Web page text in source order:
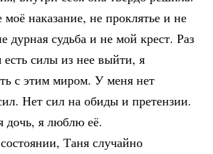
моё наказание, не проклятье и не
дурная судьба и не мой крест. Раз
силы из нее выйти, я
с этим миром. У меня нет
Нет сил на обиды и претензии.
дочь, я люблю её.
Таня случайно